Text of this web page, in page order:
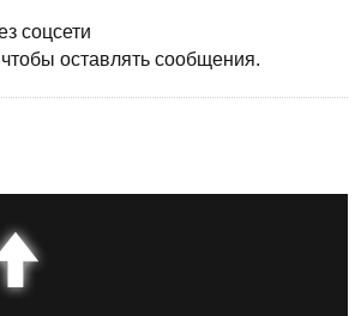
соцсети
чтобы оставлять сообщения.